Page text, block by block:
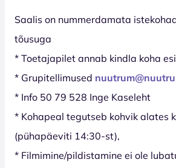
Saalis on nummerdamata
tõusuga
* Toetajapilet annab kindla koha
* Grupitellimused
* Info 50 79 528 Inge Kaseleht
* Kohapeal tegutseb kohvik alates
(pühapäeviti 14:30-st),
* Filmimine/pildistamine ei ole